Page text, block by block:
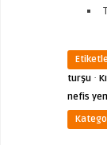
turşu ·
nefis